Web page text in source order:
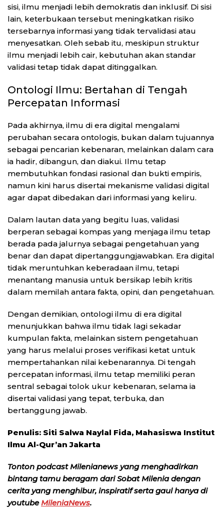
sisi, ilmu menjadi lebih demokratis dan inklusif. Di sisi
lain, keterbukaan tersebut meningkatkan risiko
tersebarnya informasi yang tidak tervalidasi atau
menyesatkan. Oleh sebab itu, meskipun struktur
ilmu menjadi lebih cair, kebutuhan akan standar
validasi tetap tidak dapat ditinggalkan.
Ontologi Ilmu: Bertahan di Tengah
Percepatan Informasi
Pada akhirnya, ilmu di era digital mengalami
perubahan secara ontologis, bukan dalam tujuannya
sebagai pencarian kebenaran, melainkan dalam cara
ia hadir, dibangun, dan diakui. Ilmu tetap
membutuhkan fondasi rasional dan bukti empiris,
namun kini harus disertai mekanisme validasi digital
agar dapat dibedakan dari informasi yang keliru.
Dalam lautan data yang begitu luas, validasi
berperan sebagai kompas yang menjaga ilmu tetap
berada pada jalurnya sebagai pengetahuan yang
benar dan dapat dipertanggungjawabkan. Era digital
tidak meruntuhkan keberadaan ilmu, tetapi
menantang manusia untuk bersikap lebih kritis
dalam memilah antara fakta, opini, dan pengetahuan.
Dengan demikian, ontologi ilmu di era digital
menunjukkan bahwa ilmu tidak lagi sekadar
kumpulan fakta, melainkan sistem pengetahuan
yang harus melalui proses verifikasi ketat untuk
mempertahankan nilai kebenarannya. Di tengah
percepatan informasi, ilmu tetap memiliki peran
sentral sebagai tolok ukur kebenaran, selama ia
disertai validasi yang tepat, terbuka, dan
bertanggung jawab.
Penulis: Siti Salwa Naylal Fida, Mahasiswa Institut
Ilmu Al-Qur’an Jakarta
Tonton podcast Milenianews yang menghadirkan
bintang tamu beragam dari Sobat Milenia dengan
cerita yang menghibur, inspiratif serta gaul hanya di
youtubeMileniaNews.